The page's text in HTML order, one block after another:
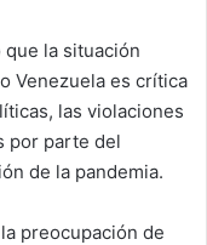
la situación
Venezuela es crítica
las violaciones
por parte del
de la pandemia.
preocupación de